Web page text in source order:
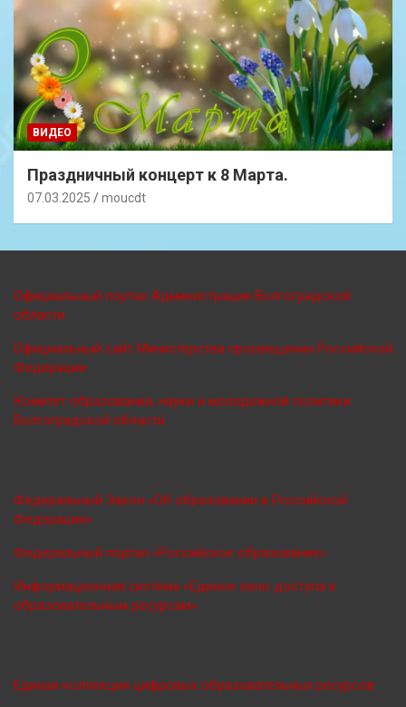
ВИДЕО
Праздничный концерт к 8 Марта.
07.03.2025 moucdt
Официальный портал Администрации Волгоградской
области
Официальный сайт Министерства просвещения Российской
Федерации
Комитет образования, науки и молодежной политики
Волгоградской области
Федеральный Закон «Об образовании в Российской
Федерации»
Федеральный портал «Российское образование»
Информационная система «Единое окно доступа к
образовательным ресурсам»
Единая коллекция цифровых образовательных ресурсов